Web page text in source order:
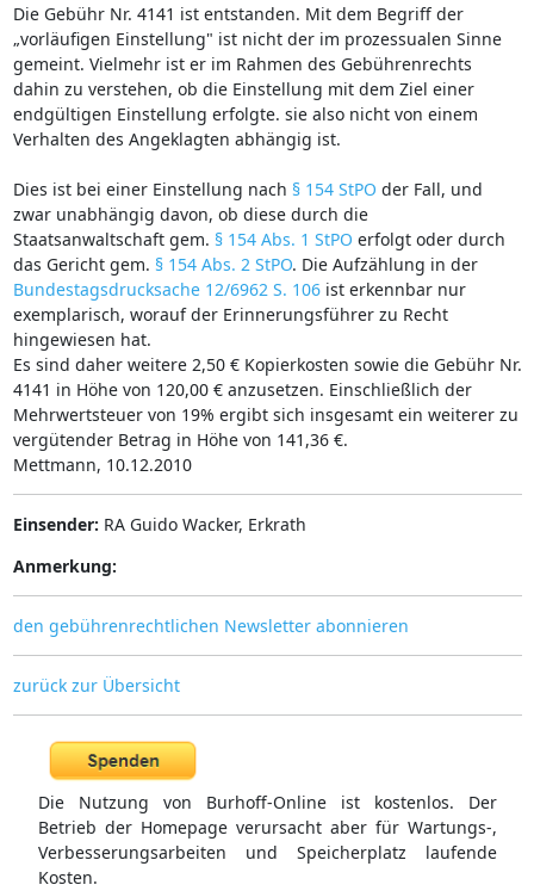
Die Gebühr Nr. 4141 ist entstanden. Mit dem Begriff der
„vorläufigen Einstellung" ist nicht der im prozessualen Sinne
gemeint. Vielmehr ist er im Rahmen des Gebührenrechts
dahin zu verstehen, ob die Einstellung mit dem Ziel einer
endgültigen Einstellung erfolgte. sie also nicht von einem
Verhalten des Angeklagten abhängig ist.
Dies ist bei einer Einstellung nach § 154 StPO der Fall, und
zwar unabhängig davon, ob diese durch die
Staatsanwaltschaft gem. § 154 Abs. 1 StPO erfolgt oder durch
das Gericht gem. § 154 Abs. 2 StPO. Die Aufzählung in der
Bundestagsdrucksache 12/6962 S. 106ist erkennbar nur
exemplarisch, worauf der Erinnerungsführer zu Recht
hingewiesen hat.
Es sind daher weitere 2,50 € Kopierkosten sowie die Gebühr Nr.
4141 in Höhe von 120,00 € anzusetzen. Einschließlich der
Mehrwertsteuer von 19% ergibt sich insgesamt ein weiterer zu
vergütender Betrag in Höhe von 141,36 €.
Mettmann, 10.12.2010
Einsender: RA Guido Wacker, Erkrath
Anmerkung:
den gebührenrechtlichen Newsletter abonnieren
zurück zur Übersicht
Die Nutzung von Burhoff-Online ist kostenlos. Der
Betrieb der Homepage verursacht aber für Wartungs-,
Verbesserungsarbeiten und Speicherplatz laufende
Kosten.